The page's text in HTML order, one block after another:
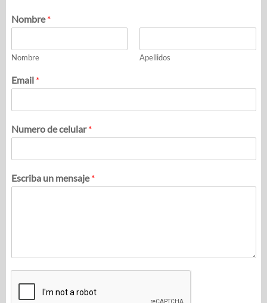
Nombre*
Nombre Apellidos
Email *
Numero de celular*
Escriba un mensaje*